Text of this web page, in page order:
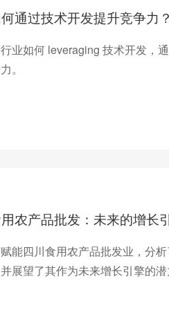
通过技术开发提升竞争力？
业如何 leveraging 技术开发，
。
农产品批发：未来的增长
能四川食用农产品批发业，分
展望了其作为未来增长引擎的潜